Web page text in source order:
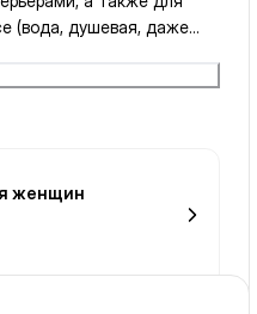
(вода, душевая, даже
женщин